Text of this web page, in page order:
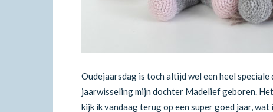
Oudejaarsdag is toch altijd wel een heel
jaarwisseling mijn dochter Madelief geboren.
kijk ik vandaag terug op een super goed jaar,